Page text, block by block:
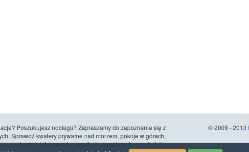
Poszukujesz noclegu? Zapraszamy do zapoznania się z
Sprawdź kwatery prywatne nad morzem, pokoje w górach,
domki letniskowe do wynajęcia, apartamety oraz hotele.
© 2009 - 2013